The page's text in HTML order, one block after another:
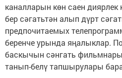
каналларын көн саен
бер сәгатьтән алып дүрт
предпочитаемых
беренче урында яңалыклар.
баскычын сәнгать
танып-белү тапшырулары